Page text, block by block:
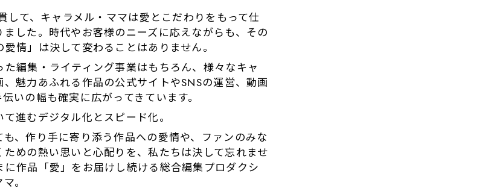
して、キャラメル・ママは愛とこだわりをもって仕
した。時代やお客様のニーズに応えながらも、その
情」は決して変わることはありません。
編集・ライティング事業はもちろん、様々なキャ
魅力あふれる作品の公式サイトやSNSの運営、動画
いの幅も確実に広がってきています。
進むデジタル化とスピード化。
、作り⼿に寄り添う作品への愛情や、ファンのみな
ための熱い思いと心配りを、私たちは決して忘れませ
に作品「愛」をお届けし続ける総合編集プロダクシ
。